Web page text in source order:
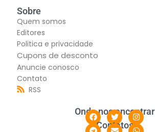
Sobre
Quem somos
Editores
Politica e privacidade
Cupons de desconto
Anuncie conosco
Contato
RSS
Onde nos encontrar
Contatos